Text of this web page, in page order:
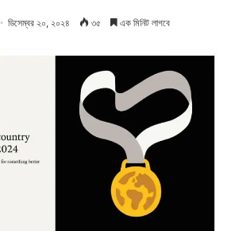
ডিসেম্বর ২০, ২০২৪ ৩৫ এক মিনিট লাগবে